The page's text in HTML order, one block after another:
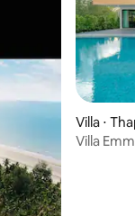
Villa ⋅
Villa